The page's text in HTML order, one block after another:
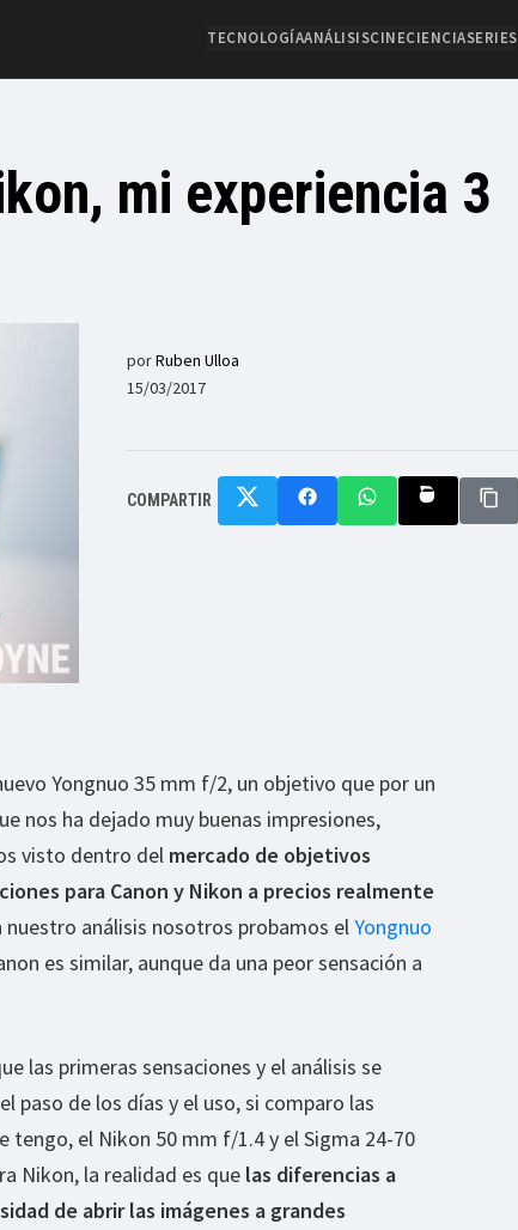
TECNOLOGÍAANÁLISISCINECIENCIASERIES
mi experiencia 3
porRuben Ulloa
15/03/2017
COMPARTIR
Yongnuo 35 mm f/2, un objetivo que por un
nos ha dejado muy buenas impresiones,
visto dentro del mercado de objetivos
para Canon y Nikon a precios realmente
nuestro análisis nosotros probamos elYongnuo
es similar, aunque da una peor sensación a
las primeras sensaciones y el análisis se
paso de los días y el uso, si comparo las
el Nikon 50 mm f/1.4 y el Sigma 24-70
Nikon, la realidad es que las diferencias a
de abrir las imágenes a grandes